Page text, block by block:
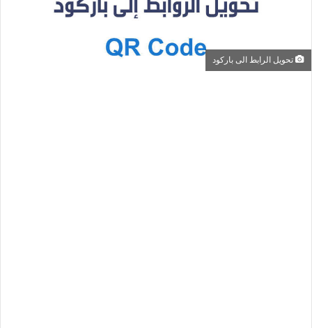
تحويل الرابط الى باركود